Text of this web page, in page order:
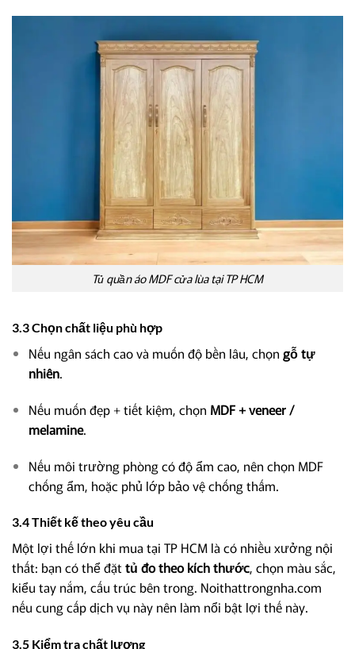
Tủ quần áo MDF cửa lùa tại TP HCM
3.3 Chọn chất liệu phù hợp
Nếu ngân sách cao và muốn độ bền lâu, chọn gỗ tự
nhiên.
Nếu muốn đẹp + tiết kiệm, chọn MDF + veneer /
melamine.
Nếu môi trường phòng có độ ẩm cao, nên chọn MDF
chống ẩm, hoặc phủ lớp bảo vệ chống thấm.
3.4 Thiết kế theo yêu cầu
Một lợi thế lớn khi mua tại TP HCM là có nhiều xưởng nội
thất: bạn có thể đặttủ đo theo kích thước, chọn màu sắc,
kiểu tay nắm, cấu trúc bên trong. Noithattrongnha.com
nếu cung cấp dịch vụ này nên làm nổi bật lợi thế này.
3.5 Kiểm tra chất lượng